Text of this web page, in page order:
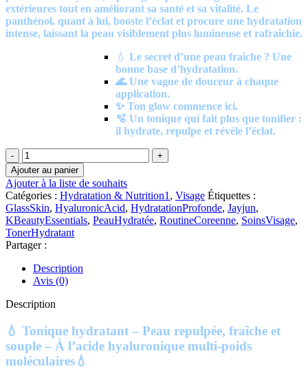
extérieures tout en améliorant sa santé et sa vitalité. Le
panthénol, quant à lui, booste l’éclat et procure une hydratation
intense, laissant la peau visiblement plus lumineuse et rafraîchie.
💧 Le secret d’une peau fraîche ? Une
bonne base d’hydratation.
🌊 Une vague de douceur à chaque
application.
✨ Ton glow commence ici.
🫧 Un tonique qui fait plus que tonifier :
il hydrate, repulpe et révèle l’éclat.
quantité
de
JAYJUN
Hyaluronic
Acid
Hydrating
Toner
|
200
ML
Ajouter au panier
Ajouter à la liste de souhaits
Catégories : Hydratation & Nutrition1 , Visage Étiquettes :
GlassSkin, HyaluronicAcid, HydratationProfonde, Jayjun,
KBeautyEssentials, PeauHydratée, RoutineCoreenne, SoinsVisage,
TonerHydratant
Partager :
Description
Avis (0)
Description
💧 Tonique hydratant – Peau repulpée, fraîche et
souple – À l’acide hyaluronique multi-poids
moléculaires💧